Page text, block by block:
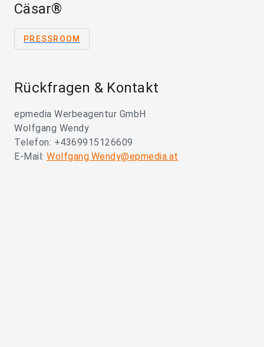
Cäsar®
PRESSROOM
Rückfragen & Kontakt
epmedia Werbeagentur GmbH
Wolfgang Wendy
Telefon: +4369915126609
E-Mail: Wolfgang.Wendy@epmedia.at